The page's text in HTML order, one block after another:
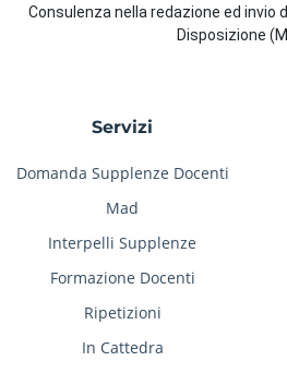
Consulenza nella redazione ed invio
Disposizione
Servizi
Domanda Supplenze Docenti
Mad
Interpelli Supplenze
Formazione Docenti
Ripetizioni
In Cattedra